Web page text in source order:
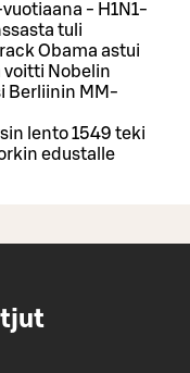
- H1N1-
tuli
Obama astui
voitti Nobelin
Berliinin MM-
lento 1549 teki
edustalle